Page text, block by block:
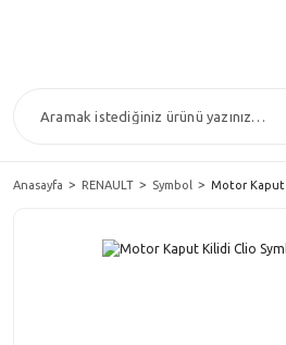
Anasayfa RENAULT Symbol Motor Kaput